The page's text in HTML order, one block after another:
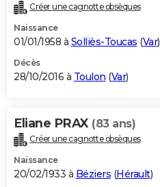
Créer une cagnotte obsèques
Naissance
01/01/1958 à Solliès-Toucas (Var)
Décès
28/10/2016 à Toulon (Var)
Eliane PRAX (83 ans)
Créer une cagnotte obsèques
Naissance
20/02/1933 à Béziers (Hérault)